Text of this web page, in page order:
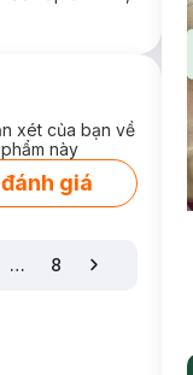
xét của bạn về
này
giá
… 8